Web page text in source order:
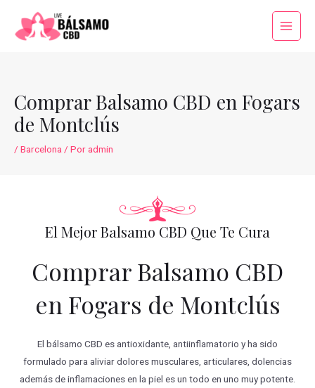
contenido
Main
Comprar Balsamo CBD en Fogars
de Montclús
/ Barcelona / Poradmin
El Mejor Balsamo CBD Que Te Cura
Comprar Balsamo CBD
en Fogars de Montclús
El bálsamo CBD es antioxidante, antiinflamatorio y ha sido
formulado para aliviar dolores musculares, articulares, dolencias
además de inflamaciones en la piel es un todo en uno muy potente.